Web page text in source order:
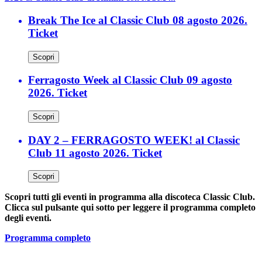
Break The Ice al Classic Club 08 agosto 2026.
Ticket
Scopri
Ferragosto Week al Classic Club 09 agosto
2026. Ticket
Scopri
DAY 2 – FERRAGOSTO WEEK! al Classic
Club 11 agosto 2026. Ticket
Scopri
Scopri tutti gli eventi in programma alla discoteca Classic Club.
Clicca sul pulsante qui sotto per leggere il programma completo
degli eventi.
Programma completo